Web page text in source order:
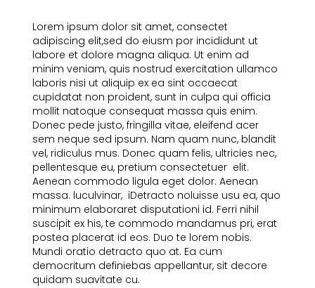
Lorem ipsum dolor sit amet, consectet
adipiscing elit,sed do eiusm por incididunt ut
labore et dolore magna aliqua. Ut enim ad
minim veniam, quis nostrud exercitation ullamco
laboris nisi ut aliquip ex ea sint occaecat
cupidatat non proident, sunt in culpa qui officia
mollit natoque consequat massa quis enim.
Donec pede justo, fringilla vitae, eleifend acer
sem neque sed ipsum. Nam quam nunc, blandit
vel, ridiculus mus. Donec quam felis, ultricies nec,
pellentesque eu, pretium consectetuer elit.
Aenean commodo ligula eget dolor. Aenean
massa. luculvinar, iDetracto noluisse usu ea, quo
minimum elaboraret disputationi id. Ferri nihil
suscipit ex his, te commodo mandamus pri, erat
postea placerat id eos. Duo te lorem nobis.
Mundi oratio detracto quo at. Ea cum
democritum definiebas appellantur, sit decore
quidam suavitate cu.